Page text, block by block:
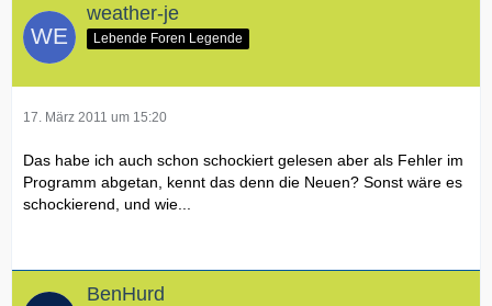
weather-je
Lebende Foren Legende
17. März 2011 um 15:20
Das habe ich auch schon schockiert gelesen aber als Fehler im
Programm abgetan, kennt das denn die Neuen? Sonst wäre es
schockierend, und wie...
BenHurd